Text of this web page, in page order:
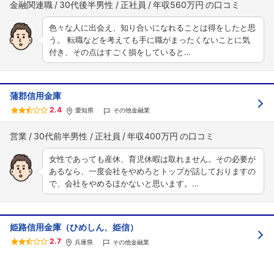
フォローしました
金融関連職 30代後半男性 正社員 年収560万円
色々な人に出会え、知り合いになれることは得をしたと思
う。 転職などを考えても手に職がまったくないことに気
付き、その点はすごく損をしていると…
蒲郡信用金庫
2.4 愛知県 その他金融業
営業 30代前半男性 正社員 年収400万円
女性であっても産休、育児休暇は取れません。その必要が
あるなら、一度会社をやめろとトップが話しておりますの
で、会社をやめるほかないと思います。…
姫路信用金庫（ひめしん、姫信）
2.7 兵庫県 その他金融業